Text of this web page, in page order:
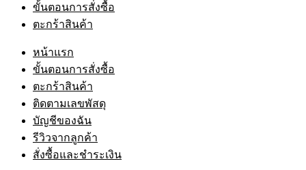
ขั้นตอนการสั่งซื้อ
ตะกร้าสินค้า
หน้าแรก
ขั้นตอนการสั่งซื้อ
ตะกร้าสินค้า
ติดตามเลขพัสดุ
บัญชีของฉัน
รีวิวจากลูกค้า
สั่งซื้อและชำระเงิน